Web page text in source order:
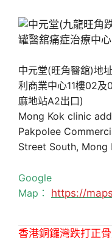
中元堂(旺角醫舘)地
利商業中心11樓02
麻地站A2出口)
Mong Kok clinic
Pakpolee
Street South, Mong
Google
Map： https://
香港銅鑼灣跌打正